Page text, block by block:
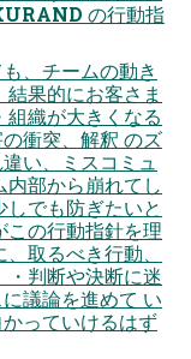
の行動指
、チームの動き
果的にお客さま
織が大きくなる
衝突、解釈 のズ
い、ミスコミュ
部から崩れてし
でも防ぎたいと
この行動指針を理
取るべき行動、
・判断や決断に迷
議論を進めて い
っていけるはず